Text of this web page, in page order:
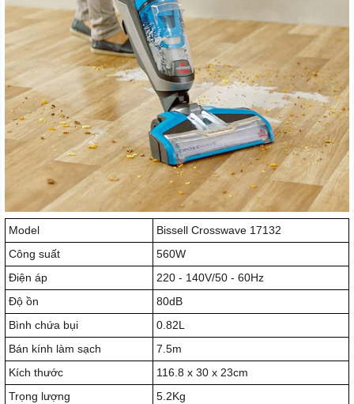
Model
Bissell Crosswave 17132
Công suất
560W
Điện áp
220 - 140V/50 - 60Hz
Độ ồn
80dB
Bình chứa bụi
0.82L
Bán kính làm sạch
7.5m
Kích thước
116.8 x 30 x 23cm
Trọng lượng
5.2Kg